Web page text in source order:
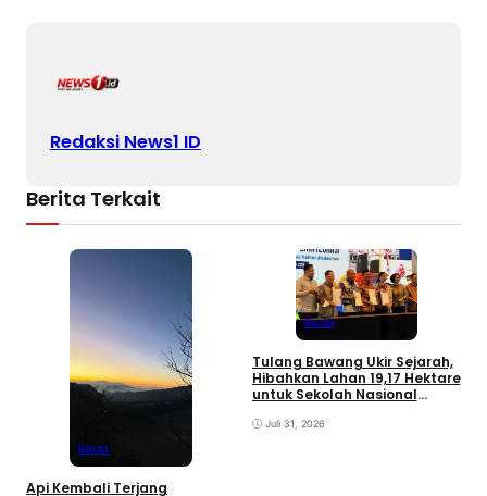
Redaksi News1 ID
Berita Terkait
Berita
Api Kembali Terjang
Berita
Tulang Bawang Ukir Sejarah,
Hibahkan Lahan 19,17 Hektare
untuk Sekolah Nasional
Juli 31, 2026